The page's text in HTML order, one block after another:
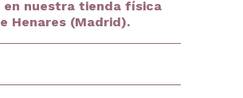
en nuestra tienda física
Henares (Madrid).